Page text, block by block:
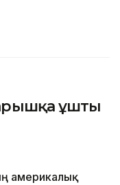
ұшты
америкалық